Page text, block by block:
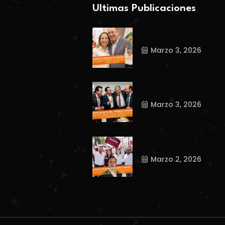
Ultimas Publicaciones
Marzo 3, 2026
Marzo 3, 2026
Marzo 2, 2026